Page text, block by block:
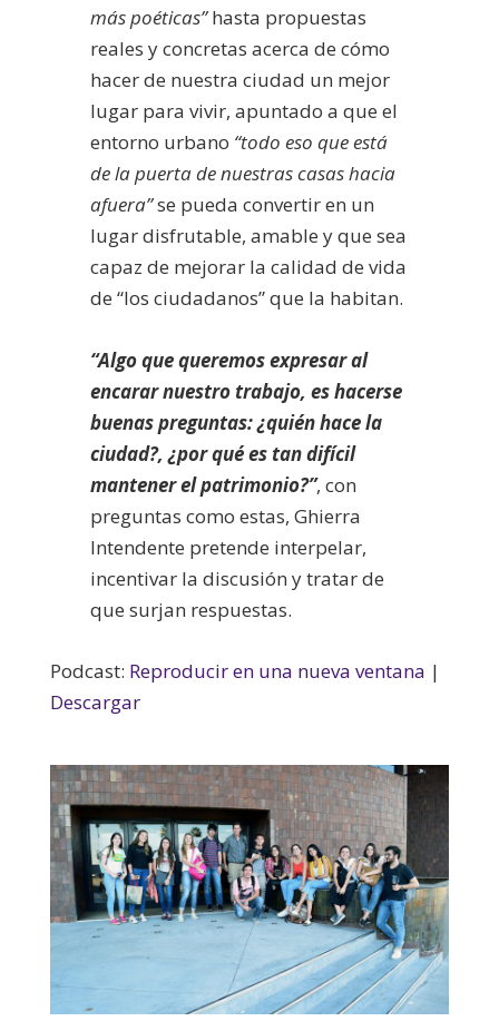
más poéticas”hasta propuestas
reales y concretas acerca de cómo
hacer de nuestra ciudad un mejor
lugar para vivir, apuntado a que el
entorno urbano “todo eso que está
de la puerta de nuestras casas hacia
afuera”se pueda convertir en un
lugar disfrutable, amable y que sea
capaz de mejorar la calidad de vida
de “los ciudadanos” que la habitan.
“Algo que queremos expresar al
encarar nuestro trabajo, es hacerse
buenas preguntas: ¿quién hace la
ciudad?, ¿por qué es tan difícil
mantener el patrimonio?”, con
preguntas como estas, Ghierra
Intendente pretende interpelar,
incentivar la discusión y tratar de
que surjan respuestas.
Podcast: Reproducir en una nueva ventana |
Descargar